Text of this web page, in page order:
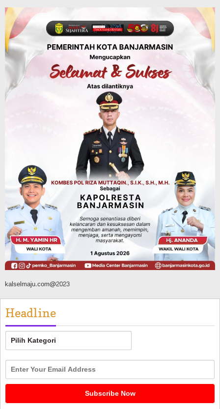
Digital, Target 30 Persen IKD Masih
Jauh, Komisi II DPR Turun Tangan
Agustus 7, 2026
Dinas PUPR Kalsel Headline Pembangunan
Jalan Veteran Km 5,5 Sungai Lulut
Dibuka Pasca Retak dan Amblas,
Angkutan Bertonase 6 Ton Lebih Tak
Diperbolehkan Melintas
Headline
Panaskan Kembali Arena Panjat Tebing,
FPTI Banjarmasin Siapkan Sirkuit se-
Kalsel
Agustus 8, 2026
kalselmaju.com@2023
Headline
Headline